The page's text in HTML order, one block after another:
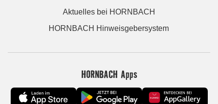
Aktuelles bei HORNBACH
HORNBACH Hinweisgebersystem
HORNBACH Apps